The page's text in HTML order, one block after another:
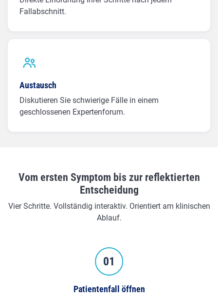
Fallabschnitt.
Austausch
Diskutieren Sie schwierige Fälle in einem
geschlossenen Expertenforum.
Vom ersten Symptom bis zur reflektierten
Entscheidung
Vier Schritte. Vollständig interaktiv. Orientiert am klinischen
Ablauf.
Patientenfall öffnen